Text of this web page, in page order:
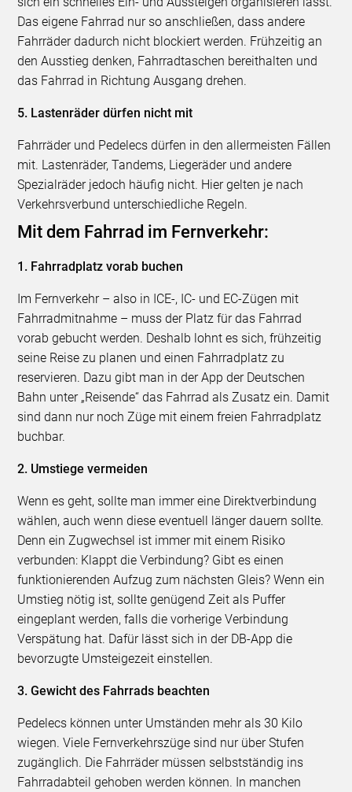
Das eigene Fahrrad nur so anschließen, dass andere
Fahrräder dadurch nicht blockiert werden. Frühzeitig an
den Ausstieg denken, Fahrradtaschen bereithalten und
das Fahrrad in Richtung Ausgang drehen.
5. Lastenräder dürfen nicht mit
Fahrräder und Pedelecs dürfen in den allermeisten Fällen
mit. Lastenräder, Tandems, Liegeräder und andere
Spezialräder jedoch häufig nicht. Hier gelten je nach
Verkehrsverbund unterschiedliche Regeln.
Mit dem Fahrrad im Fernverkehr:
1. Fahrradplatz vorab buchen
Im Fernverkehr – also in ICE-, IC- und EC-Zügen mit
Fahrradmitnahme – muss der Platz für das Fahrrad
vorab gebucht werden. Deshalb lohnt es sich, frühzeitig
seine Reise zu planen und einen Fahrradplatz zu
reservieren. Dazu gibt man in der App der Deutschen
Bahn unter „Reisende“ das Fahrrad als Zusatz ein. Damit
sind dann nur noch Züge mit einem freien Fahrradplatz
buchbar.
2. Umstiege vermeiden
Wenn es geht, sollte man immer eine Direktverbindung
wählen, auch wenn diese eventuell länger dauern sollte.
Denn ein Zugwechsel ist immer mit einem Risiko
verbunden: Klappt die Verbindung? Gibt es einen
funktionierenden Aufzug zum nächsten Gleis? Wenn ein
Umstieg nötig ist, sollte genügend Zeit als Puffer
eingeplant werden, falls die vorherige Verbindung
Verspätung hat. Dafür lässt sich in der DB-App die
bevorzugte Umsteigezeit einstellen.
3. Gewicht des Fahrrads beachten
Pedelecs können unter Umständen mehr als 30 Kilo
wiegen. Viele Fernverkehrszüge sind nur über Stufen
zugänglich. Die Fahrräder müssen selbstständig ins
Fahrradabteil gehoben werden können. In manchen